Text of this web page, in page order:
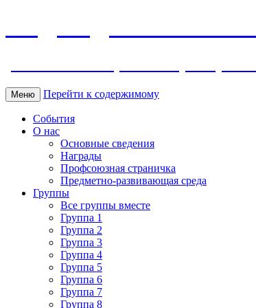
Меню Перейти к содержимому
События
О нас
Основные сведения
Награды
Профсоюзная страничка
Предметно-развивающая среда
Группы
Все группы вместе
Группа 1
Группа 2
Группа 3
Группа 4
Группа 5
Группа 6
Группа 7
Группа 8